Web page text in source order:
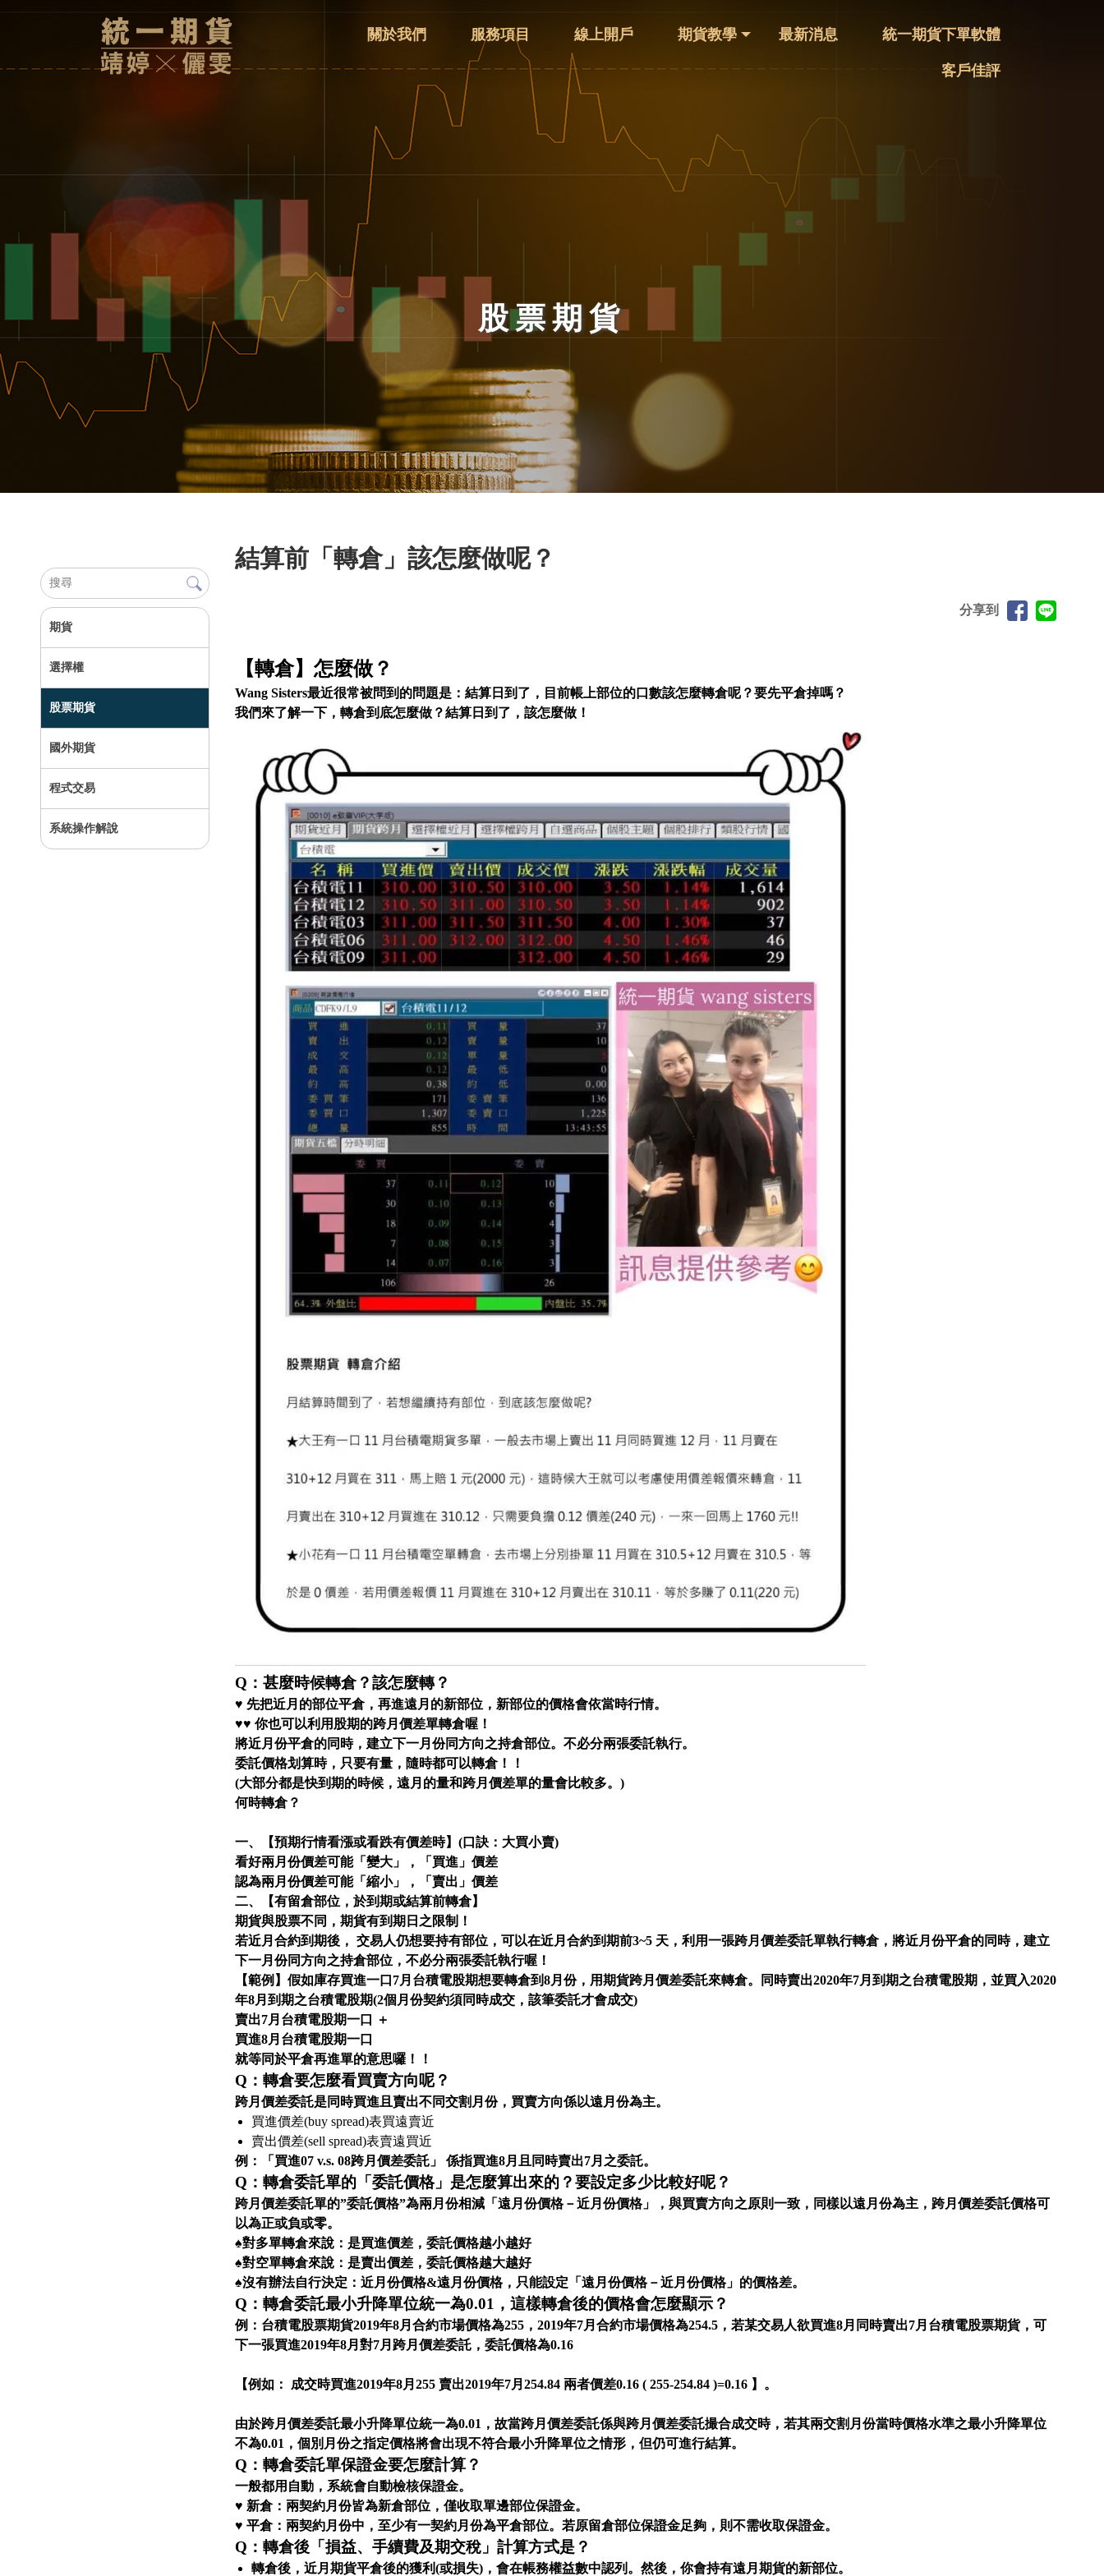
關於我們 服務項目 線上開戶 期貨教學 最新消息 統一期貨下單軟體
客戶佳評
股票期貨
期貨
選擇權
股票期貨
國外期貨
程式交易
系統操作解說
結算前「轉倉」該怎麼做呢？
分享到
【轉倉】怎麼做？
Wang Sisters最近很常被問到的問題是：結算日到了，目前帳上部位的口數該怎麼轉倉呢？要先平倉掉嗎？
我們來了解一下，轉倉到底怎麼做？結算日到了，該怎麼做！
Q：甚麼時候轉倉？該怎麼轉？
♥ 先把近月的部位平倉，再進遠月的新部位，新部位的價格會依當時行情。
♥♥ 你也可以利用股期的跨月價差單轉倉喔！
將近月份平倉的同時，建立下一月份同方向之持倉部位。不必分兩張委託執行。
委託價格划算時，只要有量，隨時都可以轉倉！！
(大部分都是快到期的時候，遠月的量和跨月價差單的量會比較多。)
何時轉倉？
一、【預期行情看漲或看跌有價差時】(口訣：大買小賣)
看好兩月份價差可能「變大」，「買進」價差
認為兩月份價差可能「縮小」，「賣出」價差
二、【有留倉部位，於到期或結算前轉倉】
期貨與股票不同，期貨有到期日之限制！
若近月合約到期後， 交易人仍想要持有部位，可以在近月合約到期前3~5 天，利用一張跨月價差委託單執行轉倉，將近月份平倉的同時，建立
下一月份同方向之持倉部位，不必分兩張委託執行喔！
【範例】假如庫存買進一口7月台積電股期想要轉倉到8月份，用期貨跨月價差委託來轉倉。同時賣出2020年7月到期之台積電股期，並買入2020
年8月到期之台積電股期(2個月份契約須同時成交，該筆委託才會成交)
賣出7月台積電股期一口 ＋
買進8月台積電股期一口
就等同於平倉再進單的意思囉！！
Q：轉倉要怎麼看買賣方向呢？
跨月價差委託是同時買進且賣出不同交割月份，買賣方向係以遠月份為主。
買進價差(buy spread)表買遠賣近
賣出價差(sell spread)表賣遠買近
例：「買進07 v.s. 08跨月價差委託」 係指買進8月且同時賣出7月之委託。
Q：轉倉委託單的「委託價格」是怎麼算出來的？要設定多少比較好呢？
跨月價差委託單的”委託價格”為兩月份相減「遠月份價格－近月份價格」，與買賣方向之原則一致，同樣以遠月份為主，跨月價差委託價格可
以為正或負或零。
♠對多單轉倉來說：是買進價差，委託價格越小越好
♠對空單轉倉來說：是賣出價差，委託價格越大越好
♠沒有辦法自行決定：近月份價格&遠月份價格，只能設定「遠月份價格－近月份價格」的價格差。
Q：轉倉委託最小升降單位統一為0.01，這樣轉倉後的價格會怎麼顯示？
例：台積電股票期貨2019年8月合約市場價格為255，2019年7月合約市場價格為254.5，若某交易人欲買進8月同時賣出7月台積電股票期貨，可
下一張買進2019年8月對7月跨月價差委託，委託價格為0.16
【例如： 成交時買進2019年8月255 賣出2019年7月254.84 兩者價差0.16 ( 255-254.84 )=0.16 】。
由於跨月價差委託最小升降單位統一為0.01，故當跨月價差委託係與跨月價差委託撮合成交時，若其兩交割月份當時價格水準之最小升降單位
不為0.01，個別月份之指定價格將會出現不符合最小升降單位之情形，但仍可進行結算。
Q：轉倉委託單保證金要怎麼計算？
一般都用自動，系統會自動檢核保證金。
♥ 新倉：兩契約月份皆為新倉部位，僅收取單邊部位保證金。
♥ 平倉：兩契約月份中，至少有一契約月份為平倉部位。若原留倉部位保證金足夠，則不需收取保證金。
Q：轉倉後「損益、手續費及期交稅」計算方式是？
轉倉後，近月期貨平倉後的獲利(或損失)，會在帳務權益數中認列。然後，你會持有遠月期貨的新部位。